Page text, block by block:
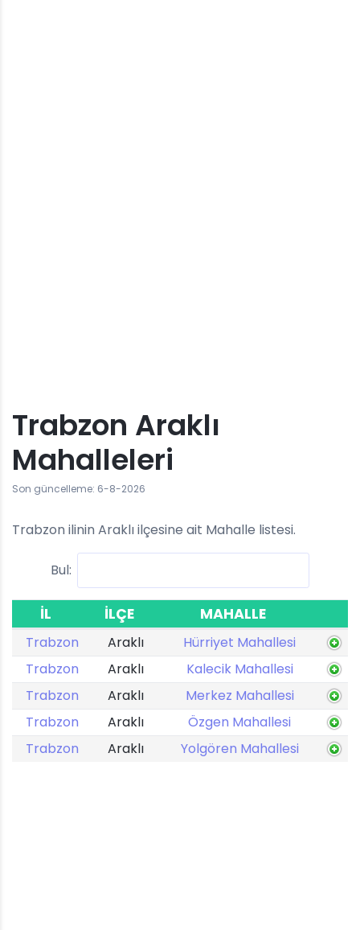
Trabzon Araklı
Mahalleleri
Son güncelleme: 6-8-2026
Trabzon ilinin Araklı ilçesine ait Mahalle listesi.
Bul:
İL İLÇE MAHALLE
Trabzon Araklı
Hürriyet Mahallesi
Trabzon
Araklı
Kalecik Mahallesi
Trabzon
Araklı
Merkez Mahallesi
Trabzon
Araklı
Özgen Mahallesi
Trabzon
Araklı Yolgören Mahallesi